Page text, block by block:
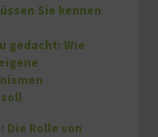
Sie kennen
gedacht: Wie
Die Rolle von